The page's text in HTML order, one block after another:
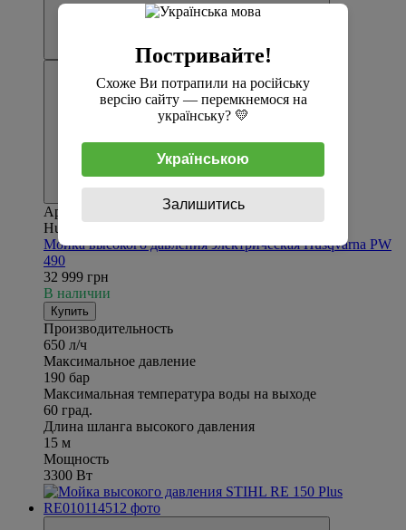
Артикул: 9704684-01
Husqvarna
Мойка высокого давления электрическая Husqvarna PW
490
32 999 грн
В наличии
Купить
Производительность
650 л/ч
Максимальное давление
190 бар
Максимальная температура воды на выходе
60 град.
Длина шланга высокого давления
15 м
Мощность
3300 Вт
Постривайте!
Схоже Ви потрапили на російську
версію сайту — перемкнемося на
українську? 💛
Українською
Залишитись